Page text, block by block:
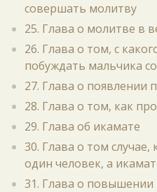
совершать молитву
25. Глава о молитве в
26. Глава о том, с
побуждать мальчика
27. Глава о появлении
28. Глава о том, как
29. Глава об икамате
30. Глава о том случае,
один человек, а
31. Глава о повышении